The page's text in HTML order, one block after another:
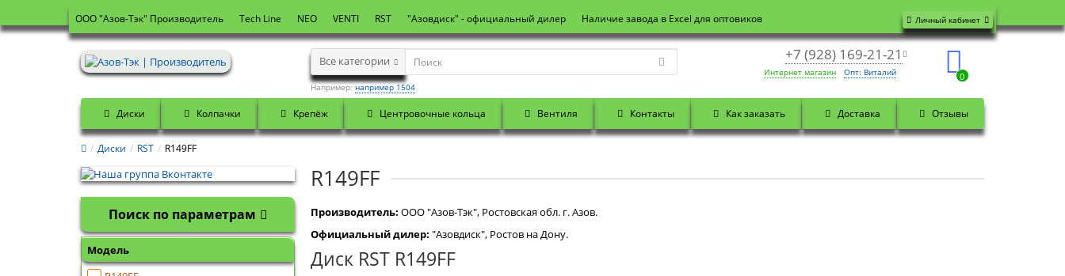
Личный кабинет
OOO "Азов-Тэк" Производитель Tech Line NEO VENTI RST "Азовдиск" - официальный дилер Наличие завода в Excel для оптовиков
+7 (928) 169-21-21
Интернет магазин Опт: Виталий 0
Все категории
Например:например 1504
Диски Колпачки Крепёж Центровочные кольца Вентиля Контакты Как заказать Доставка Отзывы
Диски RST R149FF
Поиск по параметрам
Модель
R149FF
Производитель: OOO "Азов-Тэк", Ростовская обл. г. Азов.
Официальный дилер: "Азовдиск", Ростов на Дону.
Диск RST R149FF